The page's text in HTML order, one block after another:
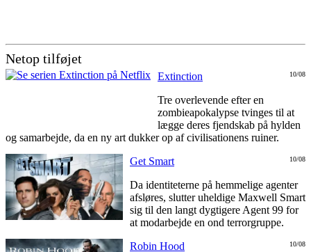
Netop tilføjet
10/08
Extinction
Tre overlevende efter en
zombieapokalypse tvinges til at
lægge deres fjendskab på hylden
og samarbejde, da en ny art dukker op af civilisationens ruiner.
10/08
Get Smart
Da identiteterne på hemmelige agenter
afsløres, slutter uheldige Maxwell Smart
sig til den langt dygtigere Agent 99 for
at modarbejde en ond terrorgruppe.
10/08
Robin Hood